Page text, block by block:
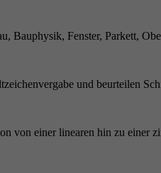
Bauphysik, Fenster, Parkett,
und beurteilen
von einer linearen hin zu einer